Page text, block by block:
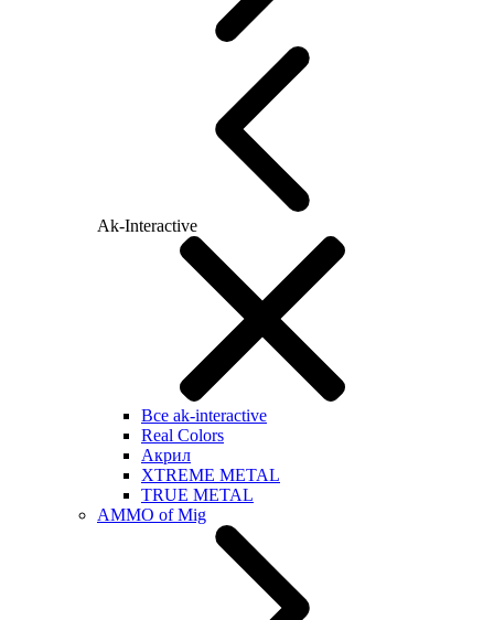
Ak-Interactive
Все ak-interactive
Real Colors
Акрил
XTREME METAL
TRUE METAL
AMMO of Mig